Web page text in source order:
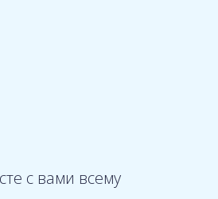
с вами всему